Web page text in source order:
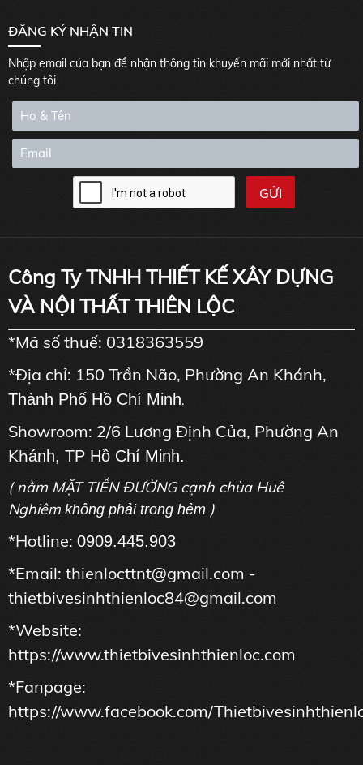
ĐĂNG KÝ NHẬN TIN
Nhập email của bạn để nhận thông tin khuyến mãi mới nhất từ
chúng tôi
Công Ty TNHH THIẾT KẾ XÂY DỰNG
VÀ NỘI THẤT THIÊN LỘC
*Mã số thuế: 0318363559
*Địa chỉ: 150 Trần Não, Phường An Khánh,
Thành Phố Hồ Chí Minh.
Showroom: 2/6 Lương Định Của, Phường An
Khánh, TP Hồ Chí Minh.
( nằm MẶT TIỀN ĐƯỜNG cạnh chùa Huê
Nghiêm không phải trong hẻm )
*Hotline: 0909.445.903
*Email: thienlocttnt@gmail.com -
thietbivesinhthienloc84@gmail.com
*Website:
https://www.thietbivesinhthienloc.com
*Fanpage:
https://www.facebook.com/